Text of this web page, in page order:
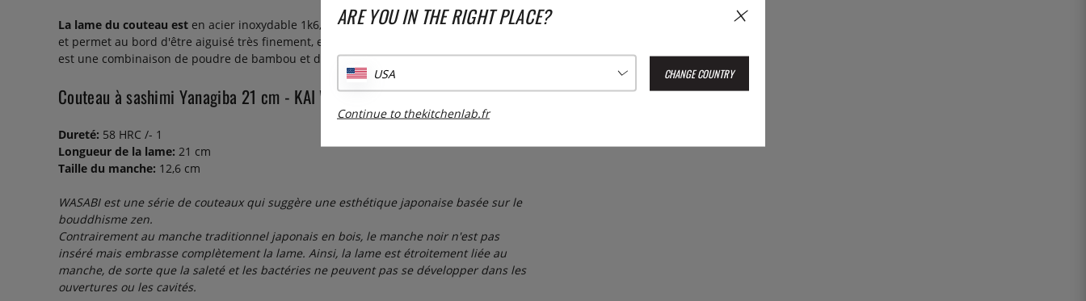
La lame du couteau est en acier inoxydable 1k6, qui a une teneur élevée en carbone
et permet au bord d'être aiguisé très finement, en gardant le tranchant fin. Le manche
est une combinaison de poudre de bambou et de polypropylène.
Couteau à sashimi Yanagiba 21 cm - KAI Wasabi Black
Dureté: 58 HRC /- 1
Longueur de la lame: 21 cm
Taille du manche: 12,6 cm
WASABI est une série de couteaux qui suggère une esthétique japonaise basée sur le
bouddhisme zen.
Contrairement au manche traditionnel japonais en bois, le manche noir n'est pas
inséré mais embrasse complètement la lame. Ainsi, la lame est étroitement liée au
manche, de sorte que la saleté et les bactéries ne peuvent pas se développer dans les
ouvertures ou les cavités.
ARE YOU IN THE RIGHT PLACE?
USA CHANGE COUNTRY
Continue to thekitchenlab.fr